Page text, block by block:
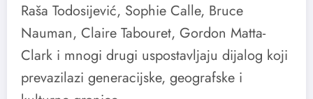
Raša Todosijević, Sophie Calle, Bruce
Nauman, Claire Tabouret, Gordon Matta-
Clark i mnogi drugi uspostavljaju dijalog koji
prevazilazi generacijske, geografske i